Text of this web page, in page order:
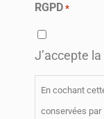
RGPD *
J’accepte
En cochant
conservées par